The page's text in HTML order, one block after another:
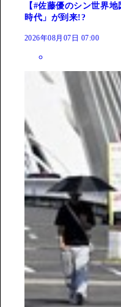
【#佐藤優のシン世界
時代」が到来!?
2026年08月07日 07:00